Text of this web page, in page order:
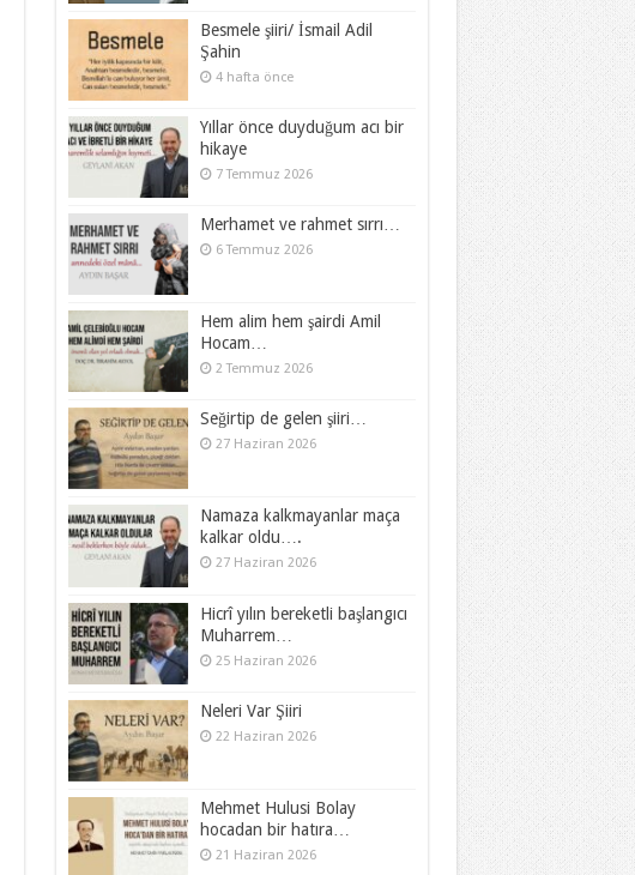
Besmele şiiri/ İsmail Adil
Şahin
4 hafta önce
Yıllar önce duyduğum acı bir
hikaye
7 Temmuz 2026
Merhamet ve rahmet sırrı…
6 Temmuz 2026
Hem alim hem şairdi Amil
Hocam…
2 Temmuz 2026
Seğirtip de gelen şiiri…
27 Haziran 2026
Namaza kalkmayanlar maça
kalkar oldu….
27 Haziran 2026
Hicrî yılın bereketli başlangıcı
Muharrem…
25 Haziran 2026
Neleri Var Şiiri
22 Haziran 2026
Mehmet Hulusi Bolay
hocadan bir hatıra…
21 Haziran 2026